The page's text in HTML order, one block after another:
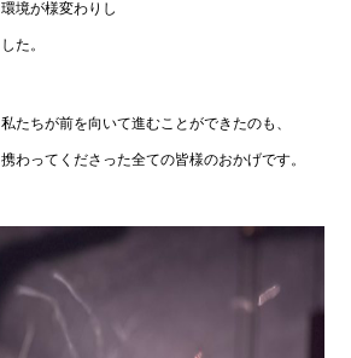
境が様変わりし
た。
たちが前を向いて進むことができたのも、
わってくださった全ての皆様のおかげです。